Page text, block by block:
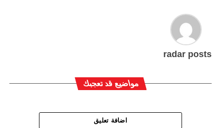
radar posts
مواضيع قد تعجبك
اضافة تعليق